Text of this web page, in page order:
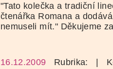
"Tato kolečka a tradiční
čtenářka Romana a
nemuseli mít." Děkujeme
16.12.2009 Rubrika:
|